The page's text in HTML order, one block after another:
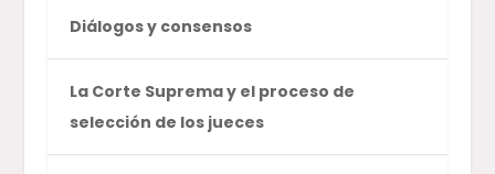
Diálogos y consensos
La Corte Suprema y el proceso de
selección de los jueces